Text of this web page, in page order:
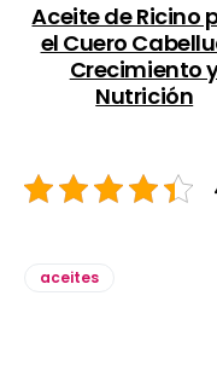
Aceite de Ricino
el Cuero
Crecimiento
Nutrición
aceites